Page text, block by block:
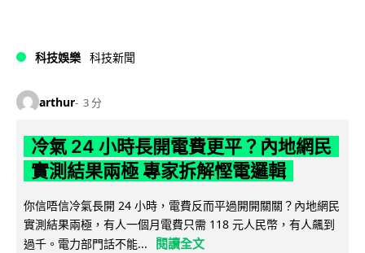
科技娛樂 科技新聞
arthur 3 分
冷氣 24 小時長開電費更平？內地網民
實測結果兩極 專家拆解慳電邏輯
你信唔信冷氣長開 24 小時，電費反而平過開開關關？內地網民
實測結果兩極，有人一個月電費只需 118 元人民幣，有人飆到
過千。電力部門話不能...
閱讀全文